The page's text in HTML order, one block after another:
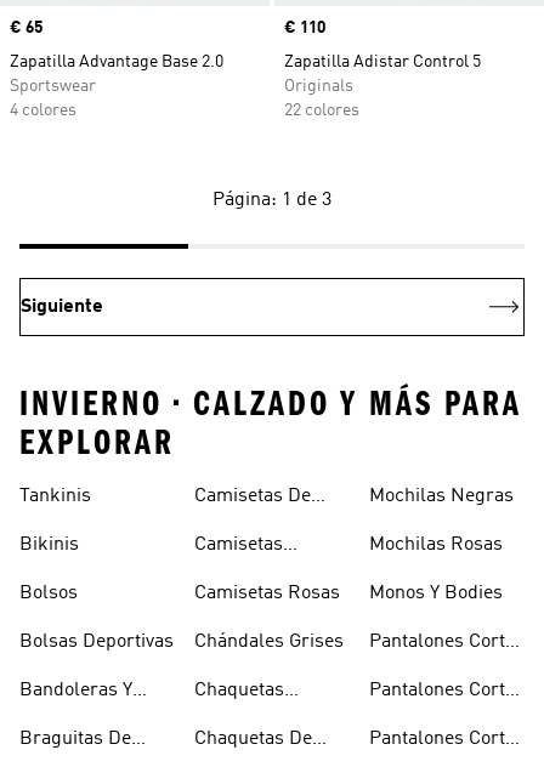
Precio
€ 65
Zapatilla Advantage Base 2.0
Sportswear
4 colores
Precio
€ 110
Zapatilla Adistar Control 5
Originals
22 colores
Página: 1 de 3
Siguiente
INVIERNO • CALZADO Y MÁS PARA
EXPLORAR
Tankinis
Bikinis
Bolsos
Bolsas Deportivas
Bandoleras Y
Hombro
Braguitas De
Camisetas De
Camisetas
Camisetas Rosas
Chándales Grises
Chaquetas
Acolchados
Chaquetas De
Mochilas Negras
Mochilas Rosas
Monos Y Bodies
Pantalones Cortos
Pantalones Cortos
Pantalones Cortos